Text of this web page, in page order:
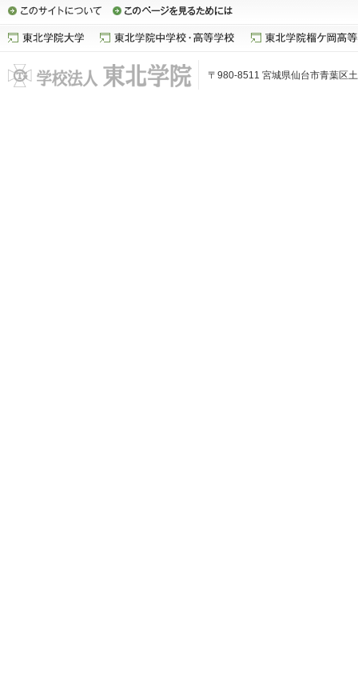
〒980-8511 宮城県仙台市青葉区